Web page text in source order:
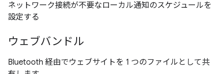
ネットワーク接続が不要なローカル通知のスケジュールを
設定する
ウェブバンドル
Bluetooth 経由でウェブサイトを 1 つのファイルとして共